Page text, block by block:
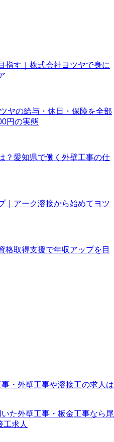
指す｜株式会社ヨツヤで身に
ヤの給与・休日・保険を全部
円の実態
？愛知県で働く外壁工事の仕
｜アーク溶接から始めてヨツ
格取得支援で年収アップを目
た外壁工事・板金工事なら尾
工求人